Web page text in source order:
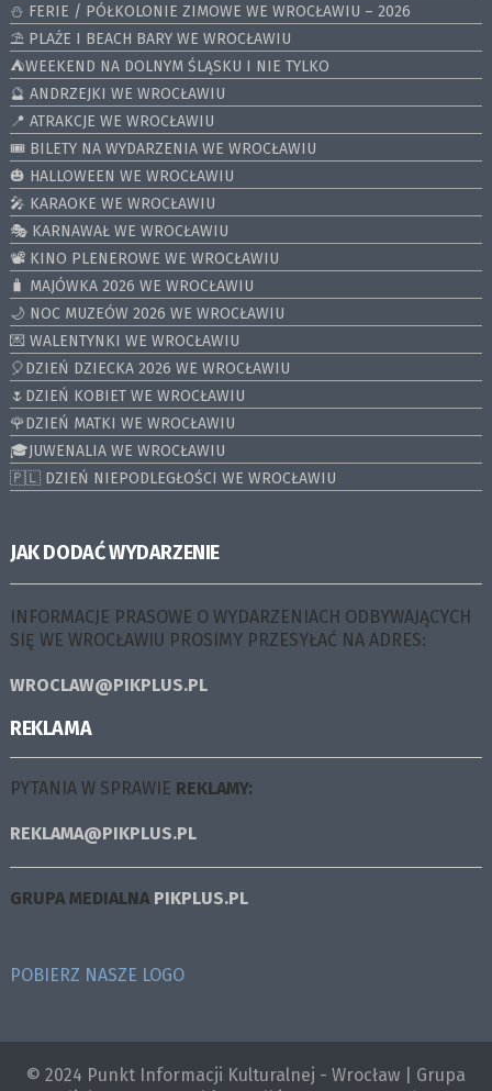
⛄️ FERIE / PÓŁKOLONIE ZIMOWE WE WROCŁAWIU – 2026
⛱️ PLAŻE I BEACH BARY WE WROCŁAWIU
⛺️WEEKEND NA DOLNYM ŚLĄSKU I NIE TYLKO
🔮 ANDRZEJKI WE WROCŁAWIU
📍 ATRAKCJE WE WROCŁAWIU
🎟️ BILETY NA WYDARZENIA WE WROCŁAWIU
🎃 HALLOWEEN WE WROCŁAWIU
🎤 KARAOKE WE WROCŁAWIU
🎭 KARNAWAŁ WE WROCŁAWIU
📽️ KINO PLENEROWE WE WROCŁAWIU
🧳 MAJÓWKA 2026 WE WROCŁAWIU
🌙 NOC MUZEÓW 2026 WE WROCŁAWIU
💌 WALENTYNKI WE WROCŁAWIU
🎈DZIEŃ DZIECKA 2026 WE WROCŁAWIU
🌷DZIEŃ KOBIET WE WROCŁAWIU
🌹DZIEŃ MATKI WE WROCŁAWIU
🎓JUWENALIA WE WROCŁAWIU
🇵🇱 DZIEŃ NIEPODLEGŁOŚCI WE WROCŁAWIU
JAK DODAĆ WYDARZENIE
INFORMACJE PRASOWE O WYDARZENIACH ODBYWAJĄCYCH
SIĘ WE WROCŁAWIU PROSIMY PRZESYŁAĆ NA ADRES:
WROCLAW@PIKPLUS.PL
REKLAMA
PYTANIA W SPRAWIE REKLAMY:
REKLAMA@PIKPLUS.PL
GRUPA MEDIALNA PIKPLUS.PL
POBIERZ NASZE LOGO
© 2024 Punkt Informacji Kulturalnej - Wrocław | Grupa